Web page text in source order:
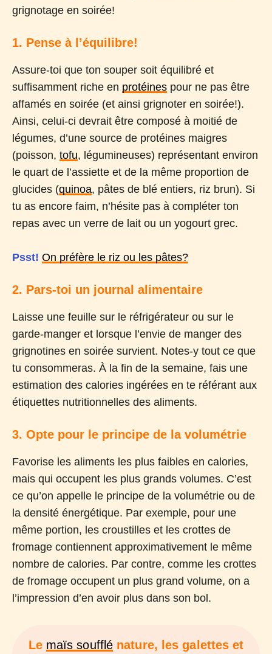
grignotage en soirée!
1. Pense à l’équilibre!
Assure-toi que ton souper soit équilibré et
suffisamment riche en protéines pour ne pas être
affamés en soirée (et ainsi grignoter en soirée!).
Ainsi, celui-ci devrait être composé à moitié de
légumes, d’une source de protéines maigres
(poisson, tofu, légumineuses) représentant environ
le quart de l’assiette et de la même proportion de
glucides (quinoa, pâtes de blé entiers, riz brun). Si
tu as encore faim, n’hésite pas à compléter ton
repas avec un verre de lait ou un yogourt grec.
Psst! On préfère le riz ou les pâtes?
2. Pars-toi un journal alimentaire
Laisse une feuille sur le réfrigérateur ou sur le
garde-manger et lorsque l’envie de manger des
grignotines en soirée survient. Notes-y tout ce que
tu consommeras. À la fin de la semaine, fais une
estimation des calories ingérées en te référant aux
étiquettes nutritionnelles des aliments.
3. Opte pour le principe de la volumétrie
Favorise les aliments les plus faibles en calories,
mais qui occupent les plus grands volumes. C’est
ce qu’on appelle le principe de la volumétrie ou de
la densité énergétique. Par exemple, pour une
même portion, les croustilles et les crottes de
fromage contiennent approximativement le même
nombre de calories. Par contre, comme les crottes
de fromage occupent un plus grand volume, on a
l’impression d’en avoir plus dans son bol.
Le maïs soufflé nature, les galettes et